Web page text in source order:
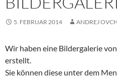
5. FEBRUAR 2014 ANDREJ
Wir haben eine Bilder­ga­lerie
erstellt.
Sie kön­nen diese unter dem